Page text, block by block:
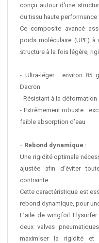
conçu autour d'une
du tissu haute performance
Ce composite avancé
poids moléculaire (UPE)
structure à la fois légère,
- Ultra-léger : environ 85
Dacron
- Résistant à la déformation
- Extrêmement robuste :
faible absorption d’eau
- Rebond dynamique :
Une rigidité optimale
ajustée afin d’éviter
contrainte.
Cette caractéristique est
rebond dynamique, pour
L’aile de wingfoil
deux valves
maximiser la rigidité et